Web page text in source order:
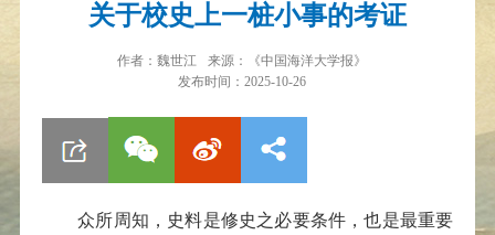
关于校史上一桩小事的考证
作者： 魏世江 来源：
《中国海洋大学报》
发布时间：2025-10-26
众所周知，史料是修史之必要条件，也是最重要